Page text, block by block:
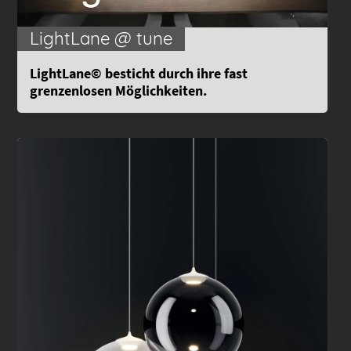
LightLane @ tune
LightLane© besticht durch ihre fast
grenzenlosen Möglichkeiten.